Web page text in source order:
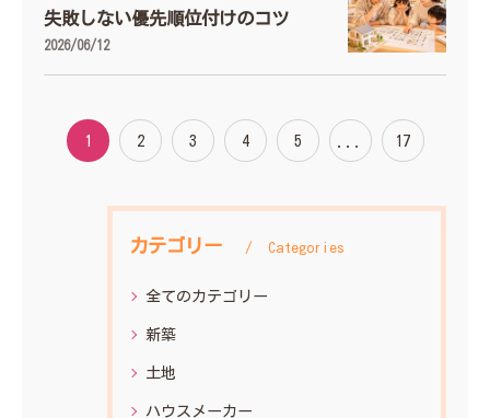
失敗しない優先順位付けのコツ
2026/06/12
1 2 3 4 5 17
カテゴリー Categories
全てのカテゴリー
新築
土地
ハウスメーカー